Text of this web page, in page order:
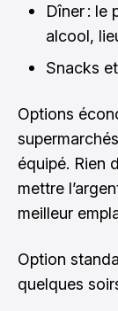
Dîner : le
alcool,
Snacks
Options
équipé. Rien
mettre
meilleur
Option
quelques